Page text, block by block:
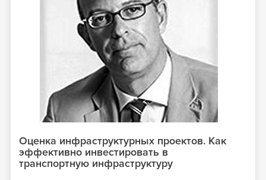
Оценка инфраструктурных проектов. Как
эффективно инвестировать в
транспортную инфраструктуру